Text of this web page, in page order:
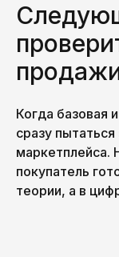
Когда базовая
сразу
маркетплейса.
покупатель
теории, а в